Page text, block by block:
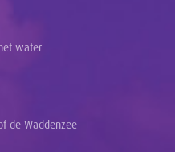
water
de Waddenzee